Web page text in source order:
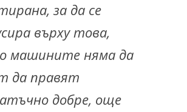
за да се
върху това,
машините няма да
да правят
добре, още